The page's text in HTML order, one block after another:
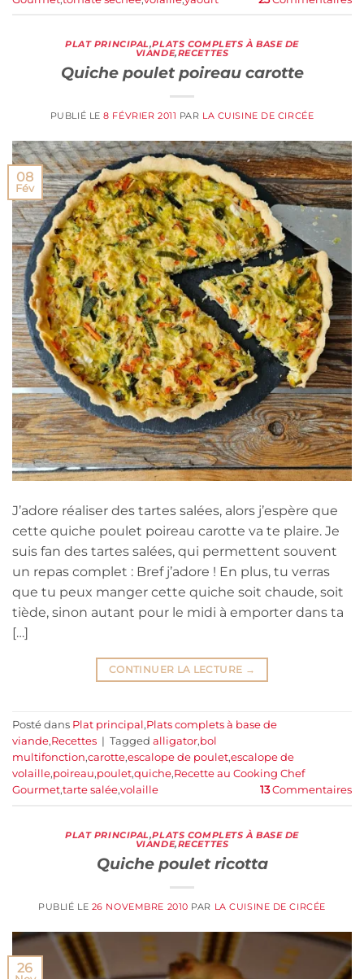
PLAT PRINCIPAL,PLATS COMPLETS À BASE DE
VIANDE,RECETTES
Quiche poulet poireau carotte
PUBLIÉ LE8 FÉVRIER 2011 PAR LA CUISINE DE CIRCÉE
08
Fév
J’adore réaliser des tartes salées, alors j’espère que
cette quiche poulet poireau carotte va te plaire. Je
suis fan des tartes salées, qui permettent souvent
un repas complet : Bref j’adore ! En plus, tu verras
que tu peux manger cette quiche soit chaude, soit
tiède, sinon autant pour le midi à emporter dans ta
[…]
CONTINUER LA LECTURE →
Posté dans Plat principal,Plats complets à base de
viande,Recettes | Tagged alligator,bol
multifonction,carotte,escalope de poulet,escalope de
volaille,poireau,poulet,quiche,Recette au Cooking Chef
Gourmet,tarte salée,volaille 13Commentaires
PLAT PRINCIPAL,PLATS COMPLETS À BASE DE
VIANDE,RECETTES
Quiche poulet ricotta
PUBLIÉ LE 26 NOVEMBRE 2010 PAR LA CUISINE DE CIRCÉE
26